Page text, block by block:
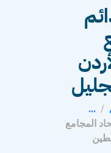
...
المجامع